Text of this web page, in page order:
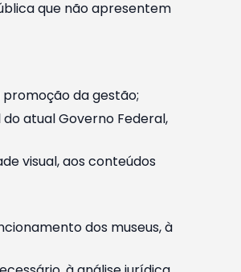
que não apresentem
da gestão;
atual Governo Federal,
visual, aos conteúdos
dos museus, à